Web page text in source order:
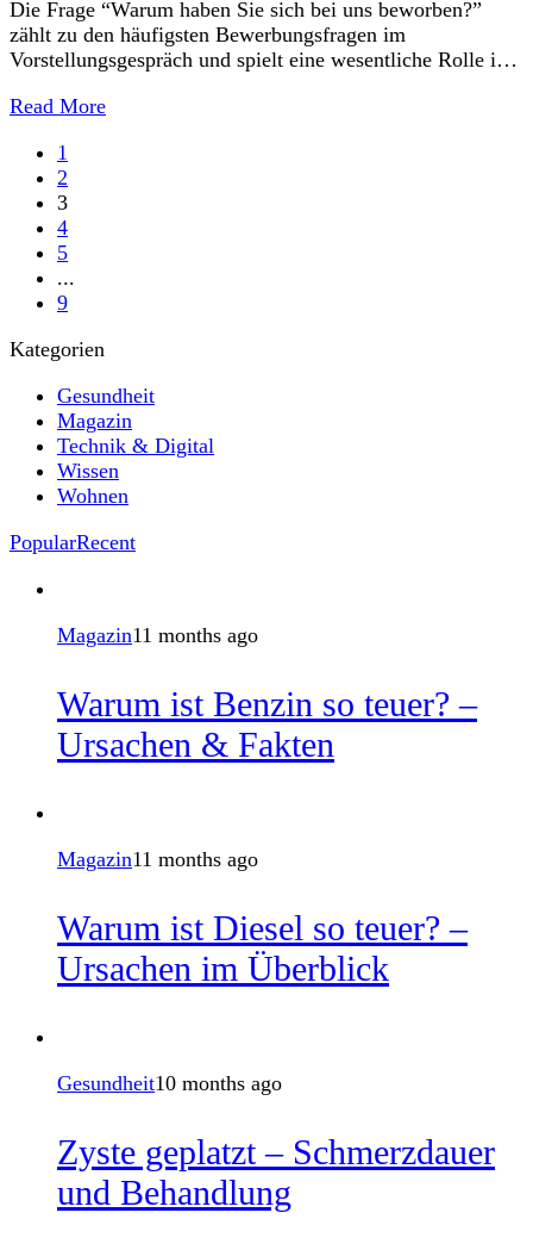
Die Frage “Warum haben Sie sich bei uns beworben?”
zählt zu den häufigsten Bewerbungsfragen im
Vorstellungsgespräch und spielt eine wesentliche Rolle im
Personalverantwortlichen wertvolle Einblicke in
Read More
1
2
3
4
5
...
9
Kategorien
Gesundheit
Magazin
Technik & Digital
Wissen
Wohnen
PopularRecent
Magazin11 months ago
Warum ist Benzin so teuer? –
Ursachen & Fakten
Magazin11 months ago
Warum ist Diesel so teuer? –
Ursachen im Überblick
Gesundheit10 months ago
Zyste geplatzt – Schmerzdauer
und Behandlung